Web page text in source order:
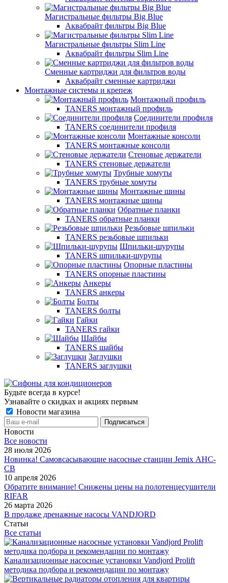
Магистральные фильтры Big Blue
Аквабрайт фильтры Big Blue
Магистральные фильтры Slim Line
Аквабрайт фильтры Slim Line
Сменные картриджи для фильтров воды
Аквабрайт сменные картриджи
Монтажные системы и крепеж
Монтажный профиль
TANERS монтажный профиль
Соединители профиля
TANERS соединители профиля
Монтажные консоли
TANERS монтажные консоли
Стеновые держатели
TANERS стеновые держатели
Трубные хомуты
TANERS трубные хомуты
Монтажные шины
TANERS монтажные шины
Обратные планки
TANERS обратные планки
Резьбовые шпильки
TANERS резьбовые шпильки
Шпильки-шурупы
TANERS шпильки-шурупы
Опорные пластины
TANERS опорные пластины
Анкеры
TANERS анкеры
Болты
TANERS болты
Гайки
TANERS гайки
Шайбы
TANERS шайбы
Заглушки
TANERS заглушки
Будьте всегда в курсе!
Узнавайте о скидках и акциях первым
Новости магазина
Новости
Все новости
28 июля 2026
Новинка! Самовсасывающие насосные станции Jemix АНС-
СВ
10 апреля 2026
Обратите внимание! Снижены цены на полотенцесушители
RIFAR
26 марта 2026
В продаже дренажные насосы VANDJORD
Статьи
Все статьи
Канализационные насосные установки Vandjord Prolift
методика подбора и рекомендации по монтажу